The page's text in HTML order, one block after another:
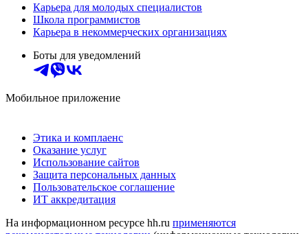
Карьера для молодых специалистов
Школа программистов
Карьера в некоммерческих организациях
Боты для уведомлений
Мобильное приложение
Этика и комплаенс
Оказание услуг
Использование сайтов
Защита персональных данных
Пользовательское соглашение
ИТ аккредитация
На информационном ресурсе hh.ru применяются